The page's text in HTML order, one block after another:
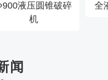
液压圆锥破碎
机
全
闻